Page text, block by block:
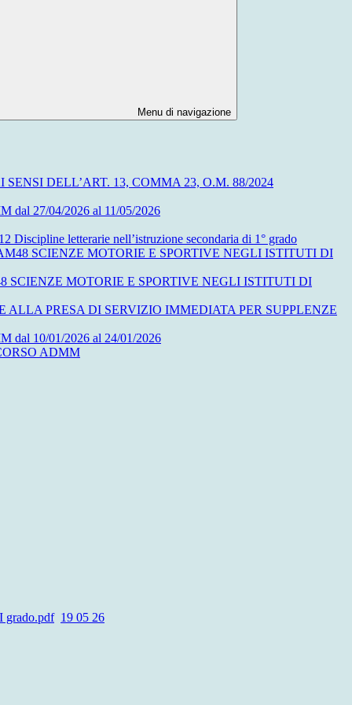
Menu di navigazione
DELL’ART. 13, COMMA 23, O.M. 88/2024
27/04/2026 al 11/05/2026
letterarie nell’istruzione secondaria di 1° grado
SCIENZE MOTORIE E SPORTIVE NEGLI ISTITUTI DI
SCIENZE MOTORIE E SPORTIVE NEGLI ISTITUTI DI
PRESA DI SERVIZIO IMMEDIATA PER SUPPLENZE
10/01/2026 al 24/01/2026
ADMM
grado.pdf 19 05 26